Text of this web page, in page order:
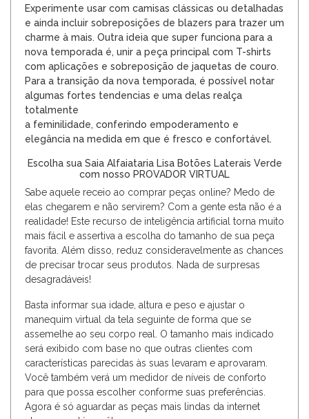
Experimente usar com camisas clássicas ou detalhadas
e ainda incluir sobreposições de blazers para trazer um
charme à mais. Outra ideia que super funciona para a
nova temporada é, unir a peça principal com T-shirts
com aplicações e sobreposição de jaquetas de couro.
Para a transição da nova temporada, é possível notar
algumas fortes tendencias e uma delas realça
totalmente
a feminilidade, conferindo empoderamento e
elegância na medida em que é fresco e confortável.
Escolha sua Saia Alfaiataria Lisa Botões Laterais Verde
com nosso PROVADOR VIRTUAL
Sabe aquele receio ao comprar peças online? Medo de
elas chegarem e não servirem? Com a gente esta não é a
realidade! Este recurso de inteligência artificial torna muito
mais fácil e assertiva a escolha do tamanho de sua peça
favorita. Além disso, reduz consideravelmente as chances
de precisar trocar seus produtos. Nada de surpresas
desagradáveis!
Basta informar sua idade, altura e peso e ajustar o
manequim virtual da tela seguinte de forma que se
assemelhe ao seu corpo real. O tamanho mais indicado
será exibido com base no que outras clientes com
características parecidas às suas levaram e aprovaram.
Você também verá um medidor de níveis de conforto
para que possa escolher conforme suas preferências.
Agora é só aguardar as peças mais lindas da internet